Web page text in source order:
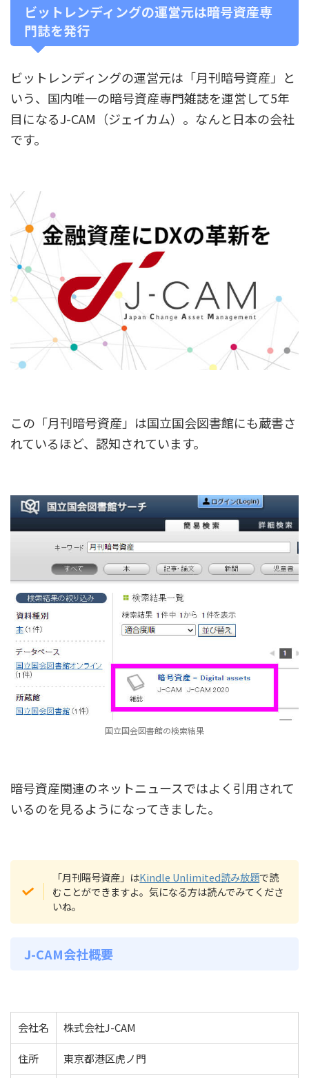
ビットレンディングの運営元は暗号資産専
門誌を発行
ビットレンディングの運営元は「月刊暗号資産」と
いう、国内唯一の暗号資産専門雑誌を運営して5年
目になるJ-CAM（ジェイカム）。なんと日本の会社
です。
この「月刊暗号資産」は国立国会図書館にも蔵書さ
れているほど、認知されています。
国立国会図書館の検索結果
暗号資産関連のネットニュースではよく引用されて
いるのを見るようになってきました。
「月刊暗号資産」はKindle Unlimited読み放題で読
むことができますよ。気になる方は読んでみてくださ
いね。
J-CAM会社概要
会社名 株式会社J-CAM
住所 東京都港区虎ノ門